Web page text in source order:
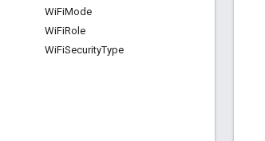
WiFiMode
WiFiRole
WiFiSecurityType